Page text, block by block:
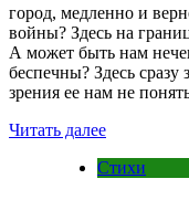
город, медленно и
войны? Здесь на
А может быть нам
беспечны? Здесь
зрения ее нам не
Читать далее
Стихи